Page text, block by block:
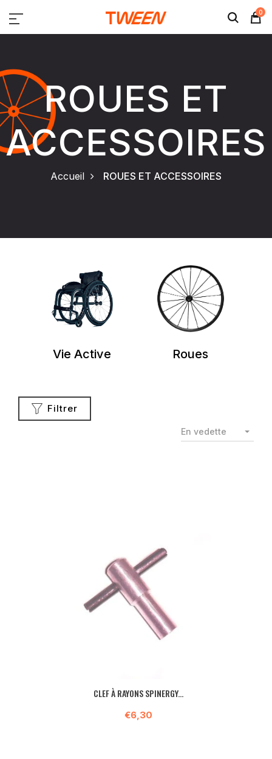
0
ROUES ET
ACCESSOIRES
Accueil ROUES ET ACCESSOIRES
Vie Active
Roues
Filtrer
En vedette
CLEF À RAYONS SPINERGY...
€6,30